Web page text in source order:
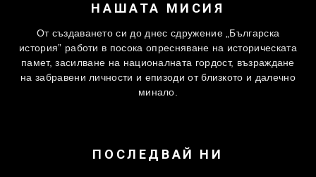
НАШАТА МИСИЯ
От създаването си до днес сдружение „Българска
история” работи в посока опресняване на историческата
памет, засилване на националната гордост, възраждане
на забравени личности и епизоди от близкото и далечно
минало.
ПОСЛЕДВАЙ НИ